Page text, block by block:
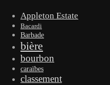
Appleton Estate
Bacardi
Barbade
bière
bourbon
caraïbes
classement